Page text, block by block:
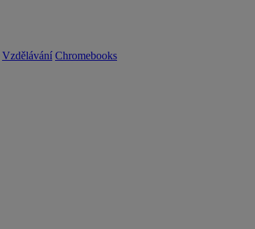
Vzdělávání Chromebooks